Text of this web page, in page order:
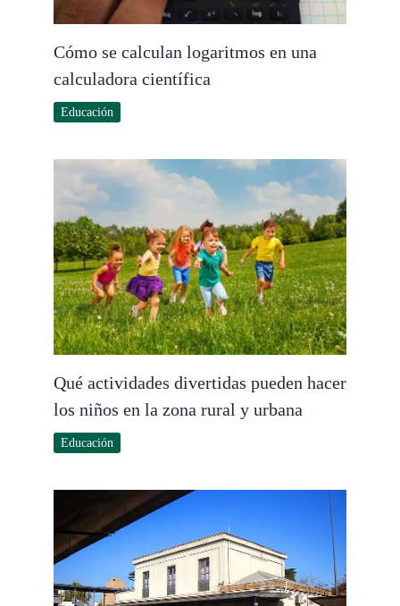
Cómo se calculan logaritmos en una
calculadora científica
Educación
Qué actividades divertidas pueden hacer
los niños en la zona rural y urbana
Educación